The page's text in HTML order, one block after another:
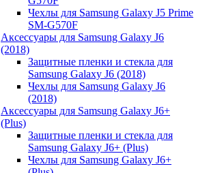
Чехлы для Samsung Galaxy J5 Prime
SM-G570F
Аксессуары для Samsung Galaxy J6
(2018)
Защитные пленки и стекла для
Samsung Galaxy J6 (2018)
Чехлы для Samsung Galaxy J6
(2018)
Аксессуары для Samsung Galaxy J6+
(Plus)
Защитные пленки и стекла для
Samsung Galaxy J6+ (Plus)
Чехлы для Samsung Galaxy J6+